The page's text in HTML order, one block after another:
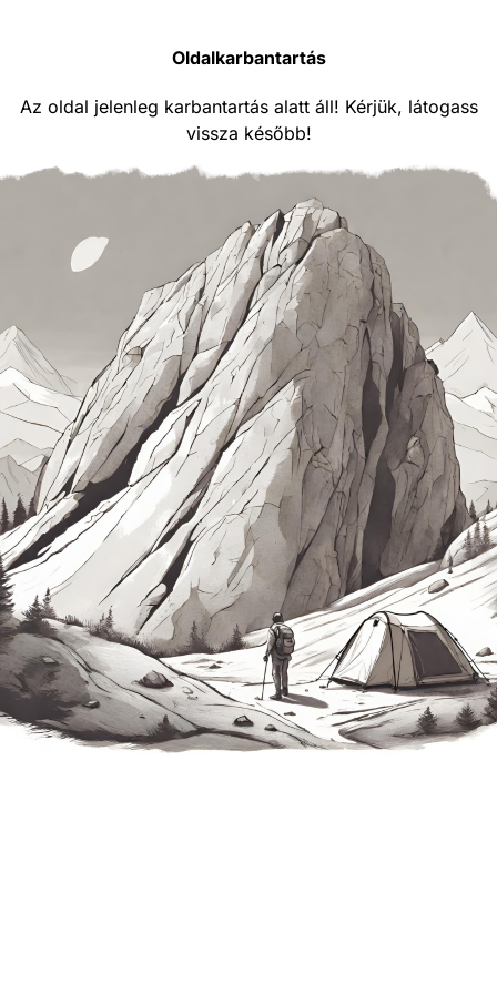
Oldalkarbantartás
Az oldal jelenleg karbantartás alatt áll! Kérjük, látogass
vissza később!